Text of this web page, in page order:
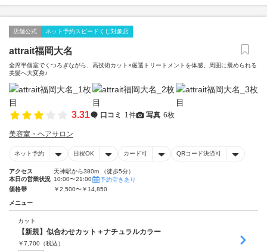
店舗公式 ネット予約スピードくじ対象店
attrait福岡大名
全席半個室でくつろぎながら、高技術カット×厳選トリートメントを体感。周囲に褒められる
美髪へ大変身♪
3.31 口コミ 1件 写真 6枚
美容室・ヘアサロン
ネット予約 日祝OK カード可 QRコード決済可
アクセス
天神駅から380m （徒歩5分）
本日の営業状況 10:00〜21:00
予約空きあり
価格帯
￥2,500〜￥14,850
メニュー
カット
【新規】似合わせカット＋ナチュラルカラー
￥7,700 （税込）